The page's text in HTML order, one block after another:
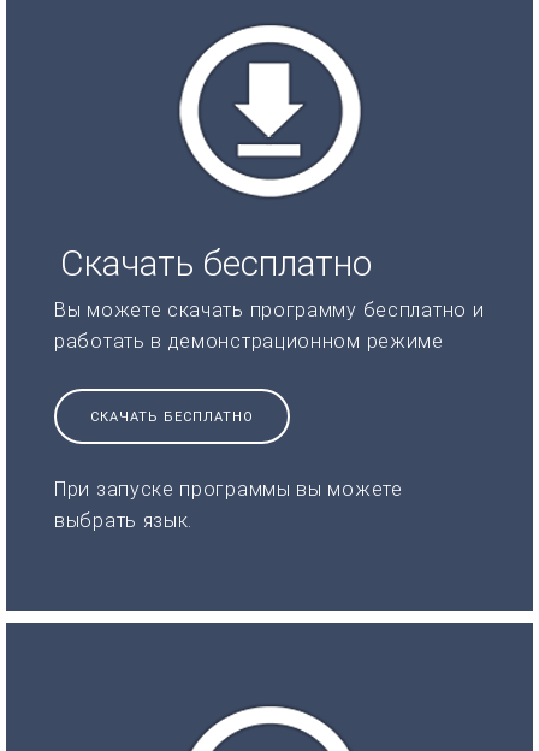
Скачать бесплатно
Вы можете скачать программу бесплатно и
работать в демонстрационном режиме
СКАЧАТЬ БЕСПЛАТНО
При запуске программы вы можете
выбрать язык.